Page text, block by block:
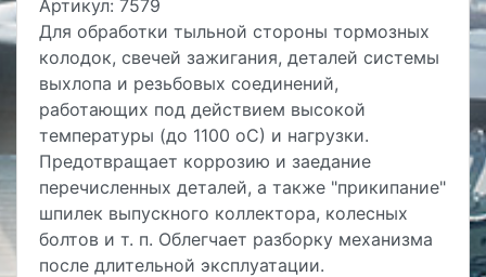
Артикул: 7579
Для обработки тыльной стороны тормозных
колодок, свечей зажигания, деталей системы
выхлопа и резьбовых соединений,
работающих под действием высокой
температуры (до 1100 oС) и нагрузки.
Предотвращает коррозию и заедание
перечисленных деталей, а также "прикипание"
шпилек выпускного коллектора, колесных
болтов и т. п. Облегчает разборку механизма
после длительной эксплуатации.